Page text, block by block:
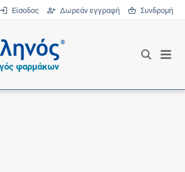
Είσοδος Δωρεάν εγγραφή Συνδρομή
®
φαρμάκων